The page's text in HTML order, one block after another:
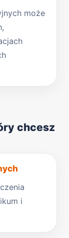
może
chcesz
i